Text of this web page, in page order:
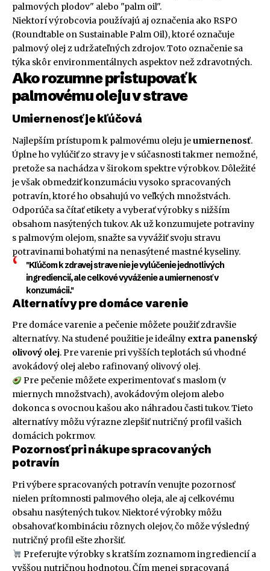
palmových plodov" alebo "palm oil".
Niektorí výrobcovia používajú aj označenia ako RSPO
(Roundtable on Sustainable Palm Oil), ktoré označuje
palmový olej z udržateľných zdrojov. Toto označenie sa
týka skôr environmentálnych aspektov než zdravotných.
Ako rozumne pristupovať k
palmovému oleju v strave
Umiernenosť je kľúčová
Najlepším prístupom k palmovému oleju jeumiernenosť.
Úplne ho vylúčiť zo stravy je v súčasnosti takmer nemožné,
pretože sa nachádza v širokom spektre výrobkov. Dôležité
je však obmedziť konzumáciu vysoko spracovaných
potravín, ktoré ho obsahujú vo veľkých množstvách.
Odporúča sa čítať etikety a vyberať výrobky s nižším
obsahom nasýtených tukov. Ak už konzumujete potraviny
s palmovým olejom, snažte sa vyvážiť svoju stravu
potravinami bohatými na nenasýtené mastné kyseliny.
"Kľúčom k zdravej strave nie je vylúčenie jednotlivých
ingrediencií, ale celkové vyváženie a umiernenosť v
konzumácii."
Alternatívy pre domáce varenie
Pre domáce varenie a pečenie môžete použiť zdravšie
alternatívy. Na studené použitie je ideálny extra panenský
olivový olej. Pre varenie pri vyšších teplotách sú vhodné
avokádový olej alebo rafinovaný olivový olej.
Pre pečenie môžete experimentovať s maslom (v
miernych množstvach), avokádovým olejom alebo
dokonca s ovocnou kašou ako náhradou časti tukov. Tieto
alternatívy môžu výrazne zlepšiť nutričný profil vašich
domácich pokrmov.
Pozornosť pri nákupe spracovaných
potravín
Pri výbere spracovaných potravín venujte pozornosť
nielen prítomnosti palmového oleja, ale aj celkovému
obsahu nasýtených tukov. Niektoré výrobky môžu
obsahovať kombináciu rôznych olejov, čo môže výsledný
nutričný profil ešte zhoršiť.
Preferujte výrobky s kratším zoznamom ingrediencií a
vyššou nutričnou hodnotou. Čím menej spracovaná